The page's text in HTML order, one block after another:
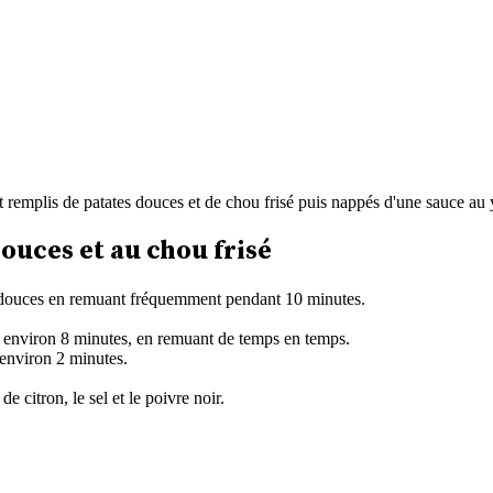
de patates douces et de chou frisé puis nappés d'une sauce
et au chou frisé
en remuant fréquemment pendant 10 minutes.
8 minutes, en remuant de temps en temps.
2 minutes.
citron, le sel et le poivre noir.